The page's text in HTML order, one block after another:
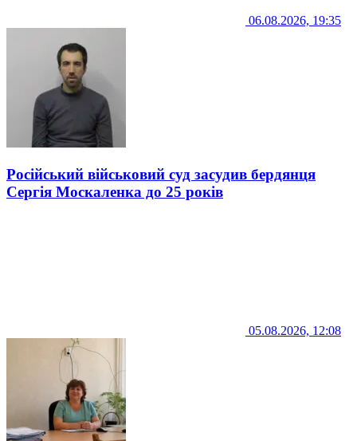
06.08.2026, 19:35
Російський військовий суд засудив бердянця
Сергія Москаленка до 25 років
05.08.2026, 12:08